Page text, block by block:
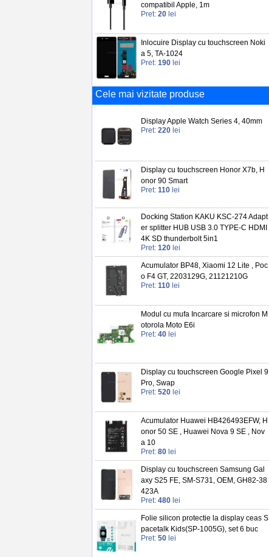
compatibil Apple, 1m
Pret: 20 lei
Inlocuire Display cu touchscreen Noki
a 5, TA-1024
Pret: 190 lei
Cele mai vizitate produse
Display Apple Watch Series 4, 40mm
Pret: 220 lei
Display cu touchscreen Honor X7b, H
onor 90 Smart
Pret: 110 lei
Docking Station KAKU KSC-274 Adapt
er splitter HUB USB 3.0 TYPE-C HDMI
4K SD thunderbolt 5in1
Pret: 120 lei
Acumulator BP48, Xiaomi 12 Lite , Poc
o F4 GT, 2203129G, 21121210G
Pret: 110 lei
Modul cu mufa Incarcare si microfon M
otorola Moto E6i
Pret: 40 lei
Display cu touchscreen Google Pixel 9
Pro, Swap
Pret: 520 lei
Acumulator Huawei HB426493EFW, H
onor 50 SE , Huawei Nova 9 SE , Nov
a 10
Pret: 80 lei
Display cu touchscreen Samsung Gal
axy S25 FE, SM-S731, OEM, GH82-38
423A
Pret: 480 lei
Folie silicon protectie la display ceas S
pacetalk Kids(SP-1005G), set 6 buc
Pret: 50 lei